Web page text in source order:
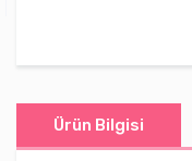
Ürün Bilgisi